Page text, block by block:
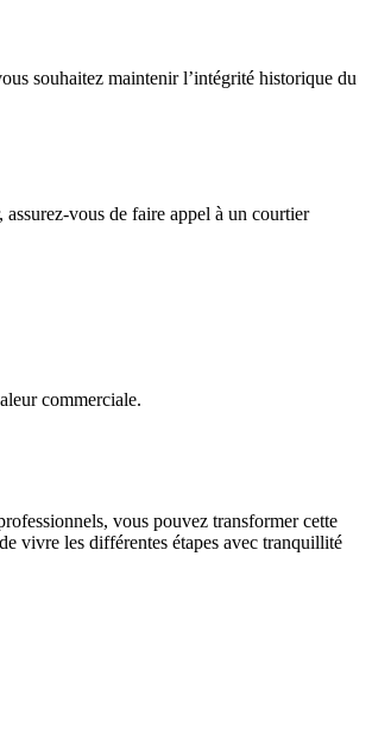
souhaitez maintenir l’intégrité historique du
vous de faire appel à un courtier
commerciale.
vous pouvez transformer cette
vivre les différentes étapes avec tranquillité